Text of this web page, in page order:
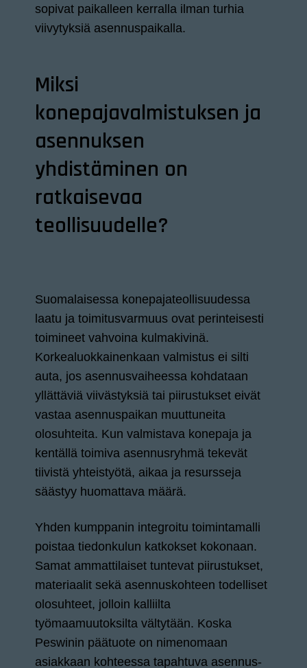
sopivat paikalleen kerralla ilman turhia
viivytyksiä asennuspaikalla.
Miksi
konepajavalmistuksen ja
asennuksen
yhdistäminen on
ratkaisevaa
teollisuudelle?
Suomalaisessa konepajateollisuudessa
laatu ja toimitusvarmuus ovat perinteisesti
toimineet vahvoina kulmakivinä.
Korkealuokkainenkaan valmistus ei silti
auta, jos asennusvaiheessa kohdataan
yllättäviä viivästyksiä tai piirustukset eivät
vastaa asennuspaikan muuttuneita
olosuhteita. Kun valmistava konepaja ja
kentällä toimiva asennusryhmä tekevät
tiivistä yhteistyötä, aikaa ja resursseja
säästyy huomattava määrä.
Yhden kumppanin integroitu toimintamalli
poistaa tiedonkulun katkokset kokonaan.
Samat ammattilaiset tuntevat piirustukset,
materiaalit sekä asennuskohteen todelliset
olosuhteet, jolloin kalliilta
työmaamuutoksilta vältytään. Koska
Peswinin päätuote on nimenomaan
asiakkaan kohteessa tapahtuva asennus-